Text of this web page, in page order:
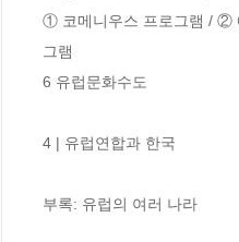
① 코메니우스 프로그램 / ②
그램
6 유럽문화수도
4 | 유럽연합과 한국
부록: 유럽의 여러 나라